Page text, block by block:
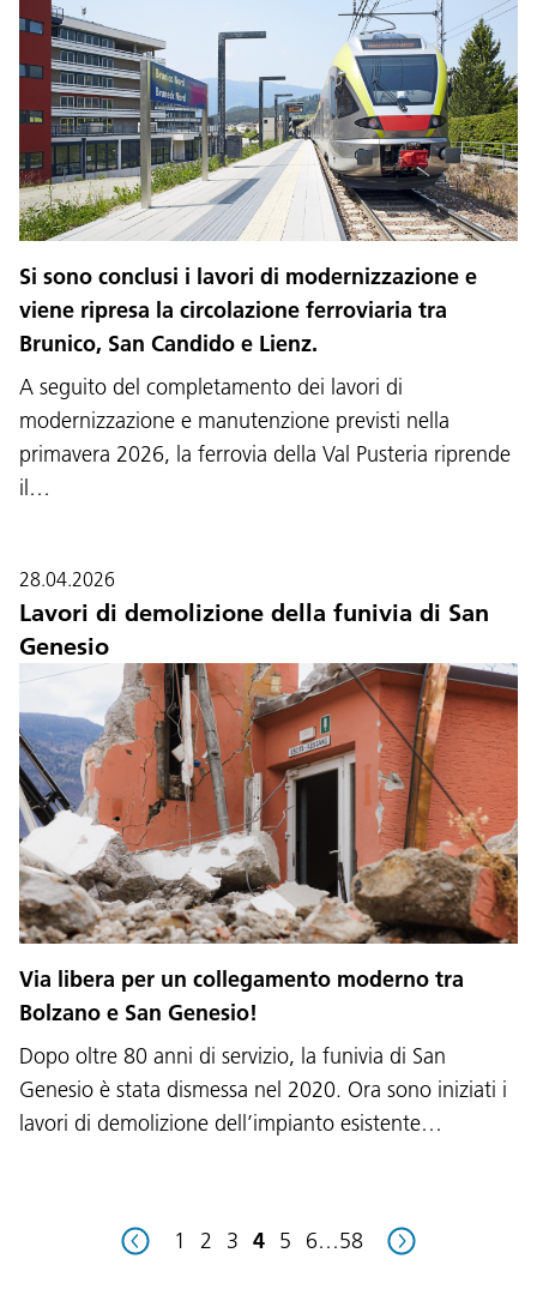
Lingua:
Service Desk:+39 0471 220880
Impressum Privacy e cookie policy
Termini e condizioni d'uso
Reclami Jobs
Si sono conclusi i lavori di modernizzazione e
viene ripresa la circolazione ferroviaria tra
Brunico, San Candido e Lienz.
A seguito del completamento dei lavori di
modernizzazione e manutenzione previsti nella
primavera 2026, la ferrovia della Val Pusteria riprende
il…
28.04.2026
Lavori di demolizione della funivia di San
Genesio
Via libera per un collegamento moderno tra
Bolzano e San Genesio!
Dopo oltre 80 anni di servizio, la funivia di San
Genesio è stata dismessa nel 2020. Ora sono iniziati i
lavori di demolizione dell’impianto esistente…
1 2 3 4 5 6…58